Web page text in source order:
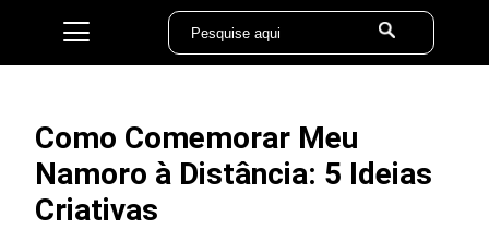
Como Comemorar Meu
Namoro à Distância: 5 Ideias
Criativas